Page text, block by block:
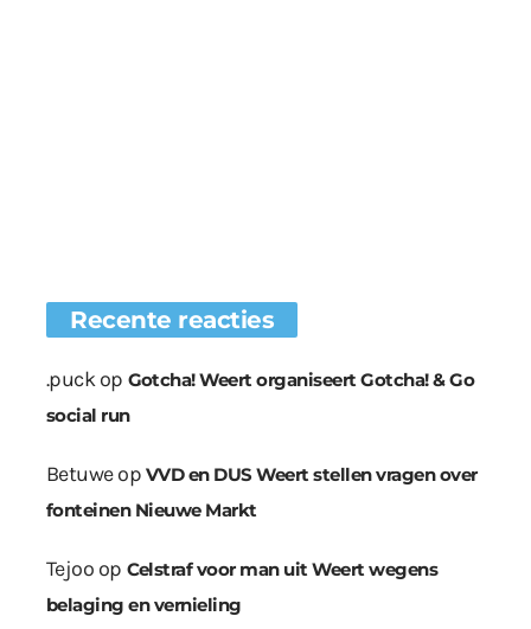
Recente reacties
.puckop Gotcha! Weert organiseert Gotcha! & Go
social run
Betuweop VVD en DUS Weert stellen vragen over
fonteinen Nieuwe Markt
Tejoo op Celstraf voor man uit Weert wegens
belaging en vernieling